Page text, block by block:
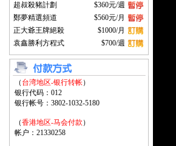
超叔殺豬計劃
$360元/週
鄭夢精選頻道
$560元/月
正大爺王牌絕殺
$1000/月
袁鑫勝利方程式
$700/週
（ 台湾地区-银行转帐）
银行代码：012
银行帐号：3802-1032-5180
（香港地区-马会付款 ）
帐户：21330258